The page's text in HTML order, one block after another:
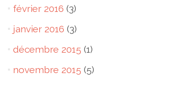
février 2016 (3)
janvier 2016 (3)
décembre 2015 (1)
novembre 2015 (5)